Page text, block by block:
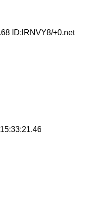
ID:lRNVY8/+0.net